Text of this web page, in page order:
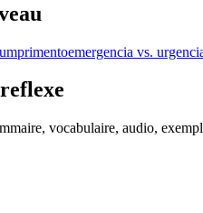
emergencia vs.
vocabulaire, audio,